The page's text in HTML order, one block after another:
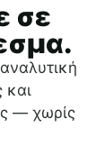
σε
και
— χωρίς